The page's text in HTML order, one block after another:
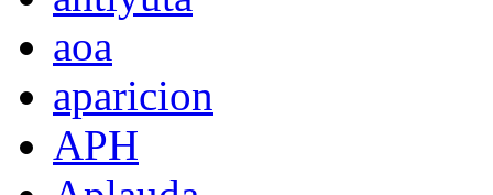
aoa
aparicion
APH